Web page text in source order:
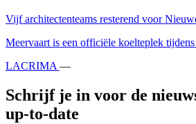
Vijf architectenteams resterend voor
Meervaart is een officiële koelteplek
LACRIMA —
Schrijf je in voor de
up-to-date